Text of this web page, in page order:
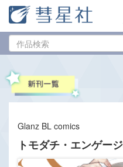
Glanz BL comics
トモダチ・エンゲー